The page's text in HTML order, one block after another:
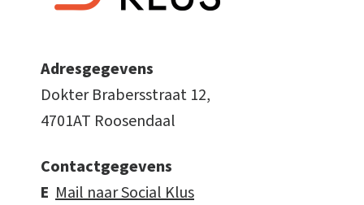
Adresgegevens
Dokter Brabersstraat 12,
4701AT Roosendaal
Contactgegevens
E Mail naar Social Klus